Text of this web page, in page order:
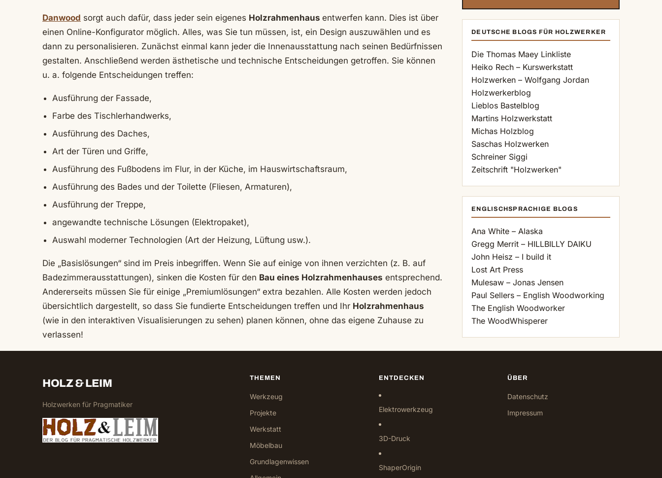
Danwood sorgt auch dafür, dass jeder sein eigenes Holzrahmenhaus entwerfen kann. Dies ist über
einen Online-Konfigurator möglich. Alles, was Sie tun müssen, ist, ein Design auszuwählen und es
dann zu personalisieren. Zunächst einmal kann jeder die Innenausstattung nach seinen Bedürfnissen
gestalten. Anschließend werden ästhetische und technische Entscheidungen getroffen. Sie können
u. a. folgende Entscheidungen treffen:
Ausführung der Fassade,
Farbe des Tischlerhandwerks,
Ausführung des Daches,
Art der Türen und Griffe,
Ausführung des Fußbodens im Flur, in der Küche, im Hauswirtschaftsraum,
Ausführung des Bades und der Toilette (Fliesen, Armaturen),
Ausführung der Treppe,
angewandte technische Lösungen (Elektropaket),
Auswahl moderner Technologien (Art der Heizung, Lüftung usw.).
Die „Basislösungen“ sind im Preis inbegriffen. Wenn Sie auf einige von ihnen verzichten (z. B. auf
Badezimmerausstattungen), sinken die Kosten für den Bau eines Holzrahmenhauses entsprechend.
Andererseits müssen Sie für einige „Premiumlösungen“ extra bezahlen. Alle Kosten werden jedoch
übersichtlich dargestellt, so dass Sie fundierte Entscheidungen treffen und Ihr Holzrahmenhaus
(wie in den interaktiven Visualisierungen zu sehen) planen können, ohne das eigene Zuhause zu
verlassen!
DEUTSCHE BLOGS FÜR HOLZWERKER
Die Thomas Maey Linkliste
Heiko Rech – Kurswerkstatt
Holzwerken – Wolfgang Jordan
Holzwerkerblog
Lieblos Bastelblog
Martins Holzwerkstatt
Michas Holzblog
Saschas Holzwerken
Schreiner Siggi
Zeitschrift "Holzwerken"
ENGLISCHSPRACHIGE BLOGS
Ana White – Alaska
Gregg Merrit – HILLBILLY DAIKU
John Heisz – I build it
Lost Art Press
Mulesaw – Jonas Jensen
Paul Sellers – English Woodworking
The English Woodworker
The WoodWhisperer
HOLZ & LEIM
Holzwerken für Pragmatiker
THEMEN
Werkzeug
Projekte
Werkstatt
Möbelbau
Grundlagenwissen
ENTDECKEN
Elektrowerkzeug
3D-Druck
ShaperOrigin
ÜBER
Datenschutz
Impressum